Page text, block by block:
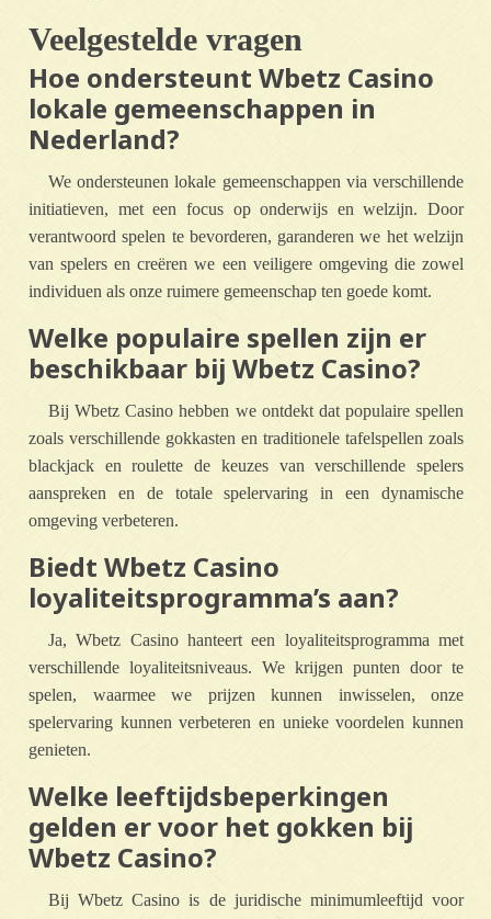
Veelgestelde vragen
Hoe ondersteunt Wbetz Casino
lokale gemeenschappen in
Nederland?
We ondersteunen lokale gemeenschappen via verschillende
initiatieven, met een focus op onderwijs en welzijn. Door
verantwoord spelen te bevorderen, garanderen we het welzijn
van spelers en creëren we een veiligere omgeving die zowel
individuen als onze ruimere gemeenschap ten goede komt.
Welke populaire spellen zijn er
beschikbaar bij Wbetz Casino?
Bij Wbetz Casino hebben we ontdekt dat populaire spellen
zoals verschillende gokkasten en traditionele tafelspellen zoals
blackjack en roulette de keuzes van verschillende spelers
aanspreken en de totale spelervaring in een dynamische
omgeving verbeteren.
Biedt Wbetz Casino
loyaliteitsprogramma’s aan?
Ja, Wbetz Casino hanteert een loyaliteitsprogramma met
verschillende loyaliteitsniveaus. We krijgen punten door te
spelen, waarmee we prijzen kunnen inwisselen, onze
spelervaring kunnen verbeteren en unieke voordelen kunnen
genieten.
Welke leeftijdsbeperkingen
gelden er voor het gokken bij
Wbetz Casino?
Bij Wbetz Casino is de juridische minimumleeftijd voor